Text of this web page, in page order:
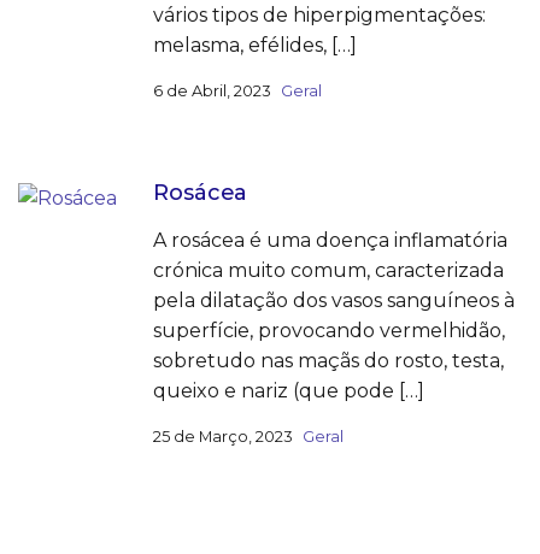
vários tipos de hiperpigmentações:
melasma, efélides, […]
6 de Abril, 2023 Geral
Rosácea
A rosácea é uma doença inflamatória
crónica muito comum, caracterizada
pela dilatação dos vasos sanguíneos à
superfície, provocando vermelhidão,
sobretudo nas maçãs do rosto, testa,
queixo e nariz (que pode […]
25 de Março, 2023 Geral